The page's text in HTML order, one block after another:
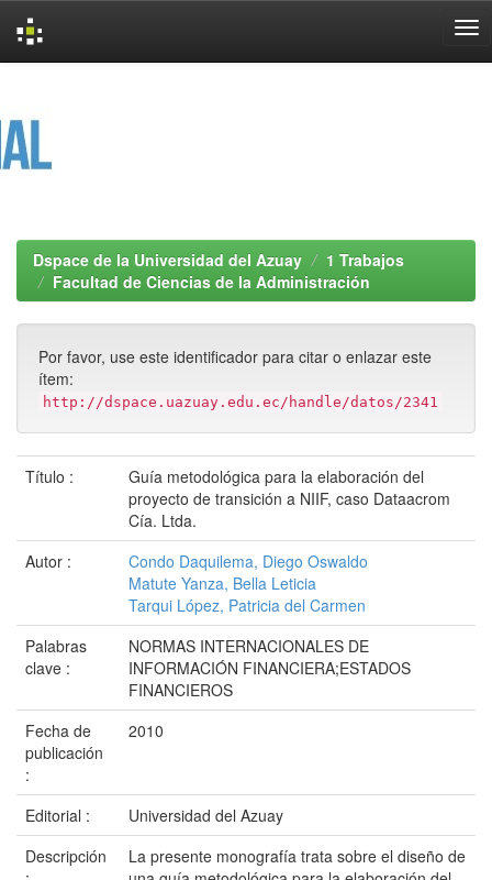
Dspace de la Universidad del Azuay
1 Trabajos
Facultad de Ciencias de la Administración
Por favor, use este identificador para citar o enlazar este
ítem:
http://dspace.uazuay.edu.ec/handle/datos/2341
Título :
Guía metodológica para la elaboración del
proyecto de transición a NIIF, caso Dataacrom
Cía. Ltda.
Autor :
Condo Daquilema, Diego Oswaldo
Matute Yanza, Bella Leticia
Tarqui López, Patricia del Carmen
Palabras
clave :
NORMAS INTERNACIONALES DE
INFORMACIÓN FINANCIERA;ESTADOS
FINANCIEROS
Fecha de
publicación
:
2010
Editorial :
Universidad del Azuay
Descripción
La presente monografía trata sobre el diseño de